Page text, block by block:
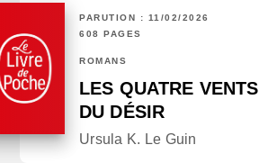
PARUTION : 11/02/2026
608 PAGES
ROMANS
LES QUATRE VENTS
DU DÉSIR
Ursula K. Le Guin